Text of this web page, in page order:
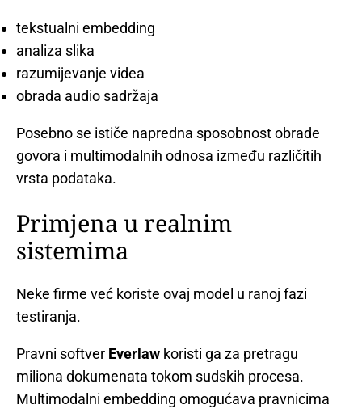
tekstualni embedding
analiza slika
razumijevanje videa
obrada audio sadržaja
Posebno se ističe napredna sposobnost obrade
govora i multimodalnih odnosa između različitih
vrsta podataka.
Primjena u realnim
sistemima
Neke firme već koriste ovaj model u ranoj fazi
testiranja.
Pravni softver Everlaw koristi ga za pretragu
miliona dokumenata tokom sudskih procesa.
Multimodalni embedding omogućava pravnicima